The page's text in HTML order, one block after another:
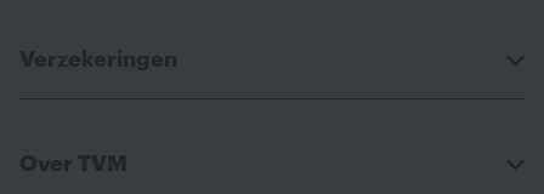
Verzekeringen
Over TVM